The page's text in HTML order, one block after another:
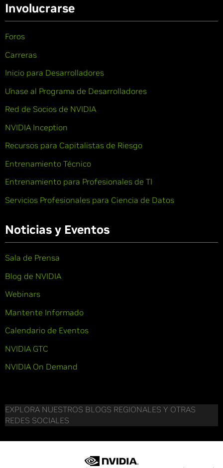
Involucrarse
Foros
Carreras
Inicio para Desarrolladores
Únase al Programa de Desarrolladores
Red de Socios de NVIDIA
NVIDIA Inception
Recursos para Capitalistas de Riesgo
Entrenamiento Técnico
Entrenamiento para Profesionales de TI
Servicios Profesionales para Ciencia de Datos
Noticias y Eventos
Sala de Prensa
Blog de NVIDIA
Webinars
Mantente Informado
Calendario de Eventos
NVIDIA GTC
NVIDIA On Demand
EXPLORA NUESTROS BLOGS REGIONALES Y OTRAS
REDES SOCIALES